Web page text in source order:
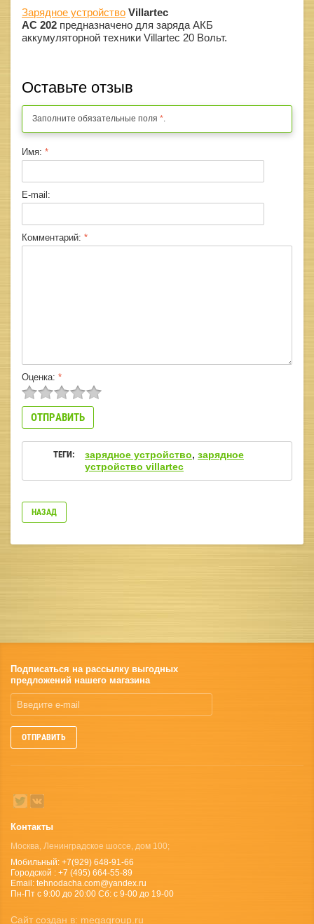
Зарядное устройство Villartec
AC 202 предназначено для заряда АКБ
аккумуляторной техники Villartec 20 Вольт.
Оставьте отзыв
Заполните обязательные поля *
Имя: *
E-mail:
Комментарий: *
Оценка: *
ТЕГИ: зарядное устройство, зарядное
устройство villartec
НАЗАД
Подписаться на рассылку выгодных
предложений нашего магазина
ОТПРАВИТЬ
Контакты
Москва, Ленинградское шоссе, дом 100;
Мобильный: +7(929) 648-91-66
Городской : +7 (495) 664-55-89
Email: tehnodacha.com@yandex.ru
Пн-Пт с 9:00 до 20:00 Сб: с 9-00 до 19-00
Сайт создан в: megagroup.ru